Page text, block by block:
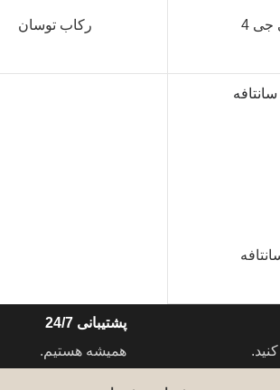
جی 4 رکاب توسان
پشتیبانی 24/7
همیشه هستیم.